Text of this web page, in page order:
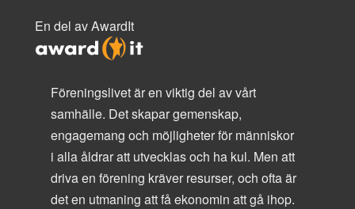
En del av AwardIt
Föreningslivet är en viktig del av vårt
samhälle. Det skapar gemenskap,
engagemang och möjligheter för människor
i alla åldrar att utvecklas och ha kul. Men att
driva en förening kräver resurser, och ofta är
det en utmaning att få ekonomin att gå ihop.